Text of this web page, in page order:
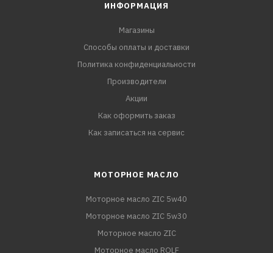
ИНФОРМАЦИЯ
Магазины
Способы оплаты и доставки
Политика конфиденциальности
Производители
Акции
Как оформить заказ
Как записаться на сервис
МОТОРНОЕ МАСЛО
Моторное масло ZIC 5w40
Моторное масло ZIC 5w30
Моторное масло ZIC
Моторное масло ROLF